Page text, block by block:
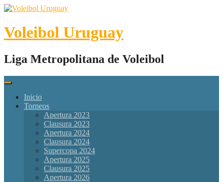
Skip
content
Voleibol Uruguay
Liga Metropolitana de Voleibol
Inicio
Torneos
Apertura 2023
Clausura 2023
Apertura 2024
Clausura 2024
Supercopa 2024
Apertura 2025
Clausura 2025
Apertura 2026